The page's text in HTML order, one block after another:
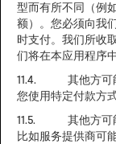
型而有所不同（例
额）。您必须向我
时支付。我们所收
们将在本应用程序
11.4. 其他方可能
您使用特定付款方
11.5. 其他方可能
比如服务提供商可